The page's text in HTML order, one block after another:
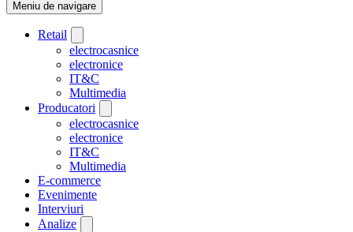
Meniu de navigare
Retail
electrocasnice
electronice
IT&C
Multimedia
Producatori
electrocasnice
electronice
IT&C
Multimedia
E-commerce
Evenimente
Interviuri
Analize